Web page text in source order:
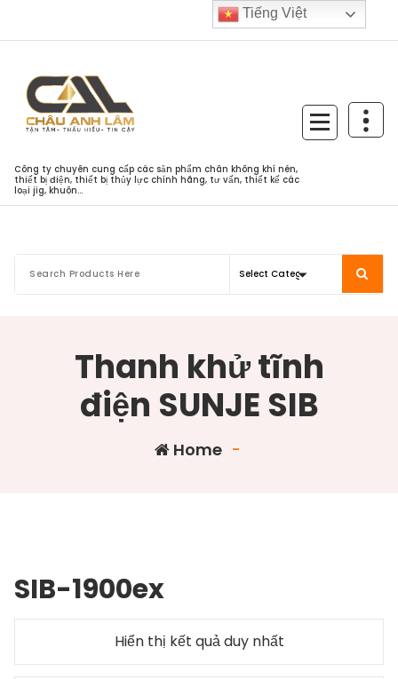
Công ty chuyên cung cấp các sản phẩm chân không khí nén,
thiết bị điện, thiết bị thủy lực chính hãng, tư vấn, thiết kế các
loại jig, khuôn...
Thanh khử tĩnh
điện SUNJE SIB
Home -
SIB-1900ex
Hiển thị kết quả duy nhất
Tiếng Việt